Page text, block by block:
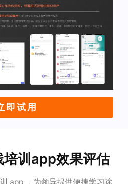
即试用
培训app效果评估
app ，为领导提供便捷学习途